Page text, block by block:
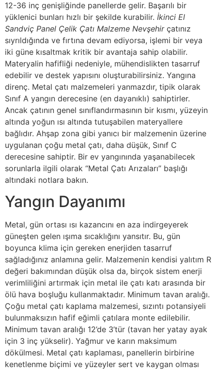
12-36 inç genişliğinde panellerde gelir. Başarılı bir
yüklenici bunları hızlı bir şekilde kurabilir. İkinci El
Sandviç Panel Çelik Çatı Malzeme Nevşehirçatınız
sıyrıldığında ve fırtına devam ediyorsa, işlemi bir veya
iki güne kısaltmak kritik bir avantaja sahip olabilir.
Materyalin hafifliği nedeniyle, mühendislikten tasarruf
edebilir ve destek yapısını oluşturabilirsiniz. Yangına
direnç. Metal çatı malzemeleri yanmazdır, tipik olarak
Sınıf A yangın derecesine (en dayanıklı) sahiptirler.
Ancak çatının genel sınıflandırmasının bir kısmı, yüzeyin
altında yoğun ısı altında tutuşabilen materyallere
bağlıdır. Ahşap zona gibi yanıcı bir malzemenin üzerine
uygulanan çoğu metal çatı, daha düşük, Sınıf C
derecesine sahiptir. Bir ev yangınında yaşanabilecek
sorunlarla ilgili olarak “Metal Çatı Arızaları” başlığı
altındaki notlara bakın.
Yangın Dayanımı
Metal, gün ortası ısı kazancını en aza indirgeyerek
güneşten gelen ışıma sıcaklığını yansıtır. Bu, gün
boyunca klima için gereken enerjiden tasarruf
sağladığınız anlamına gelir. Malzemenin kendisi yalıtım R
değeri bakımından düşük olsa da, birçok sistem enerji
verimliliğini artırmak için metal ile çatı katı arasında bir
ölü hava boşluğu kullanmaktadır. Minimum tavan aralığı.
Çoğu metal çatı kaplama malzemesi, sızıntı potansiyeli
bulunmaksızın hafif eğimli çatılara monte edilebilir.
Minimum tavan aralığı 12’de 3’tür (tavan her yatay ayak
için 3 inç yükselir). Yağmur ve karın maksimum
dökülmesi. Metal çatı kaplaması, panellerin birbirine
kenetlenme biçimi ve yüzeyler sert ve kaygan olması